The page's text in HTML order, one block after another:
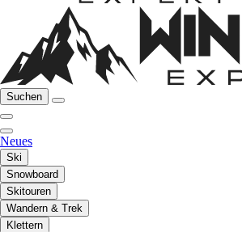
Suchen
Neues
Ski
Snowboard
Skitouren
Wandern & Trek
Klettern